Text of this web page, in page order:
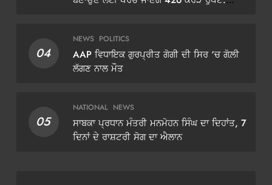
04
NEWS POLITICS
AAP ਵਿਧਾਇਕ ਗੁਰਪ੍ਰੀਤ ਗੋਗੀ ਦੀ ਸਿਰ ‘ਚ ਗੋਲ਼ੀ
ਲੱਗਣ ਨਾਲ ਮੌਤ
05
NATIONAL NEWS
ਸਾਬਕਾ ਪ੍ਰਧਾਨ ਮੰਤਰੀ ਮਨਮੋਹਨ ਸਿੰਘ ਦਾ ਦਿਹਾਂਤ, 7
ਦਿਨਾਂ ਦੇ ਰਾਸ਼ਟਰੀ ਸੋਗ ਦਾ ਐਲਾਨ